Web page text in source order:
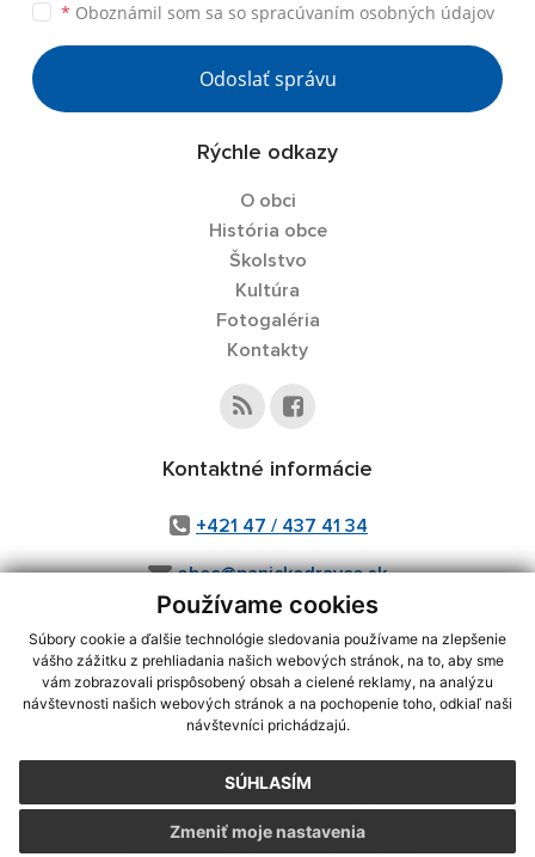
Používame cookies
Súbory cookie a ďalšie technológie sledovania používame na zlepšenie
vášho zážitku z prehliadania našich webových stránok, na to, aby sme
vám zobrazovali prispôsobený obsah a cielené reklamy, na analýzu
návštevnosti našich webových stránok a na pochopenie toho, odkiaľ naši
návštevníci prichádzajú.
SÚHLASÍM
Zmeniť moje nastavenia
* Oboznámil som sa so spracúvaním osobných údajov
Odoslať správu
Rýchle odkazy
O obci
História obce
Školstvo
Kultúra
Fotogaléria
Kontakty
Kontaktné informácie
+421 47 / 437 41 34
obec@panickedravce.sk
využite možnosť získavania aktuálnych informácií s využitím RSS
CMS systém (redakčný) systém ECHELON 2,Mapa stránok,web portál
webex.digital, s.r.o.,domény,registrácia domény
Posledná aktualizácia:06.08.2026
Vytlačiť stránku|Vyhlásenie o prístupnosti